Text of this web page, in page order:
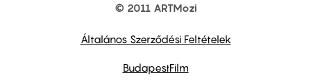
© 2011 ARTMozi
Általános Szerződési Feltételek
BudapestFilm